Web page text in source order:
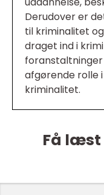
Derudover er
til kriminalitet
draget ind i
afgørende rolle
kriminalitet.
Få